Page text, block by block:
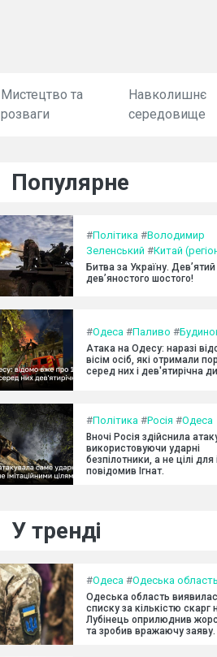
Мистецтво та
розваги
Навколишнє
середовище
Популярне
#Політика #Володимир
Зеленський #Китай
Битва за Україну.
дев’яностого шостого!
#Одеса #Паливо #
Атака на Одесу: наразі
вісім осіб, які отримали
серед них і дев'ятирічна
#Політика #Росія #Одеса
Вночі Росія здійснила
використовуючи ударні
безпілотники, а не цілі для
повідомив Ігнат.
У тренді
#Одеса #Одеська область
Одеська область
списку за кількістю скарг
Лубінець оприлюднив
та зробив вражаючу заяву.